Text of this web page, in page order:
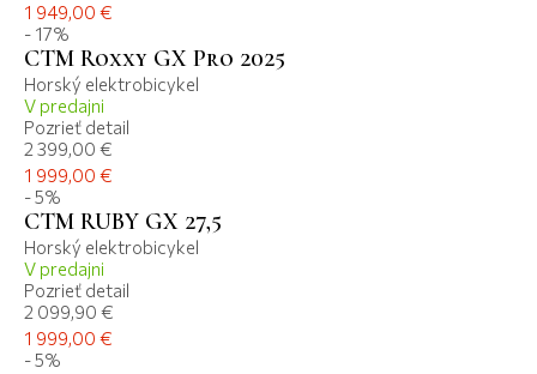
1 949,00 €
- 17%
CTM Roxxy GX Pro 2025
Horský elektrobicykel
V predajni
Pozrieť detail
2 399,00 €
1 999,00 €
- 5%
CTM RUBY GX 27,5
Horský elektrobicykel
V predajni
Pozrieť detail
2 099,90 €
1 999,00 €
- 5%